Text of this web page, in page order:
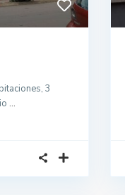
3
...